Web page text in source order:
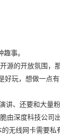
事。
的开放氛围，
玩，想做一点
、还要和大量
由深度科技公
无线网卡需要